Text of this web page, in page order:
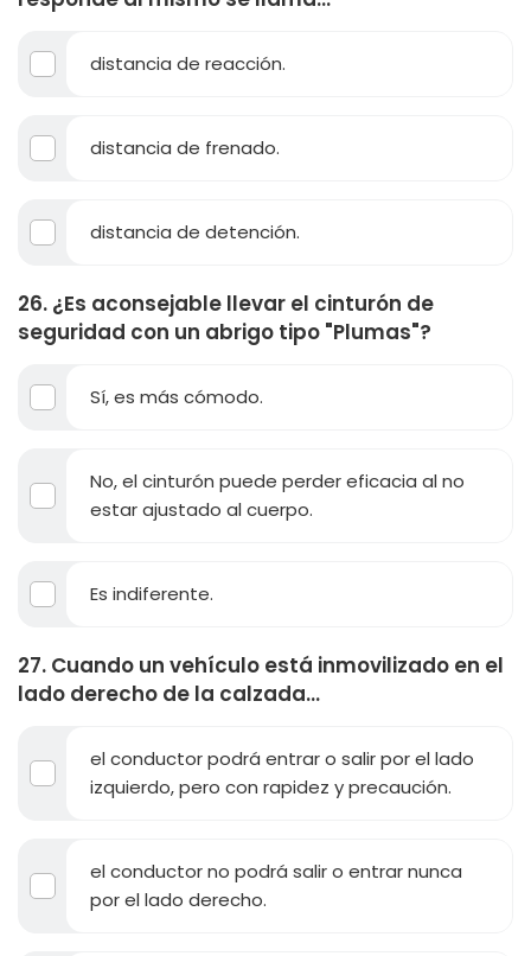
distancia de reacción.
distancia de frenado.
distancia de detención.
26. ¿Es aconsejable llevar el cinturón de
seguridad con un abrigo tipo "Plumas"?
Sí, es más cómodo.
No, el cinturón puede perder eficacia al no
estar ajustado al cuerpo.
Es indiferente.
27. Cuando un vehículo está inmovilizado en el
lado derecho de la calzada...
el conductor podrá entrar o salir por el lado
izquierdo, pero con rapidez y precaución.
el conductor no podrá salir o entrar nunca
por el lado derecho.